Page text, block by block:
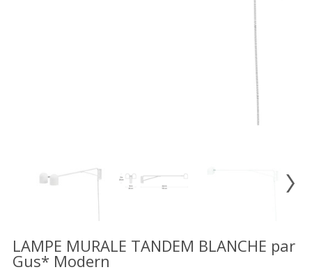
LISTE
LAMPE MURALE TANDEM BLANCHE par
Gus* Modern